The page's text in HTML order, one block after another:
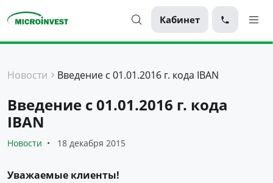
Кабинет
О компании
Новости Введение с 01.01.2016 г. кода IBAN
Введение с 01.01.2016 г. кода
IBAN
Новости 18 декабря 2015
Уважаемые клиенты!